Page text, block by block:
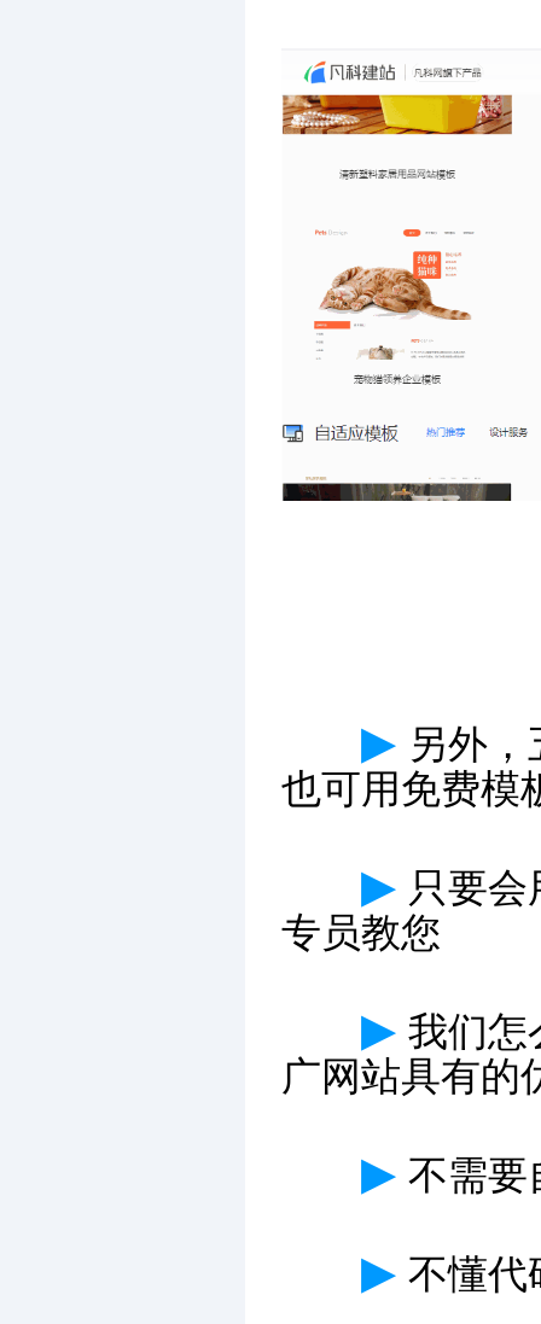
▶ 另外
也可用免费模
▶ 只要
专员教您
▶ 我们怎
广网站具有的
▶ 不需要
▶ 不懂代